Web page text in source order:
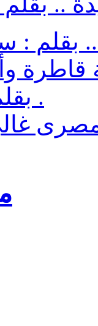
بقلم :
قاطرة
.